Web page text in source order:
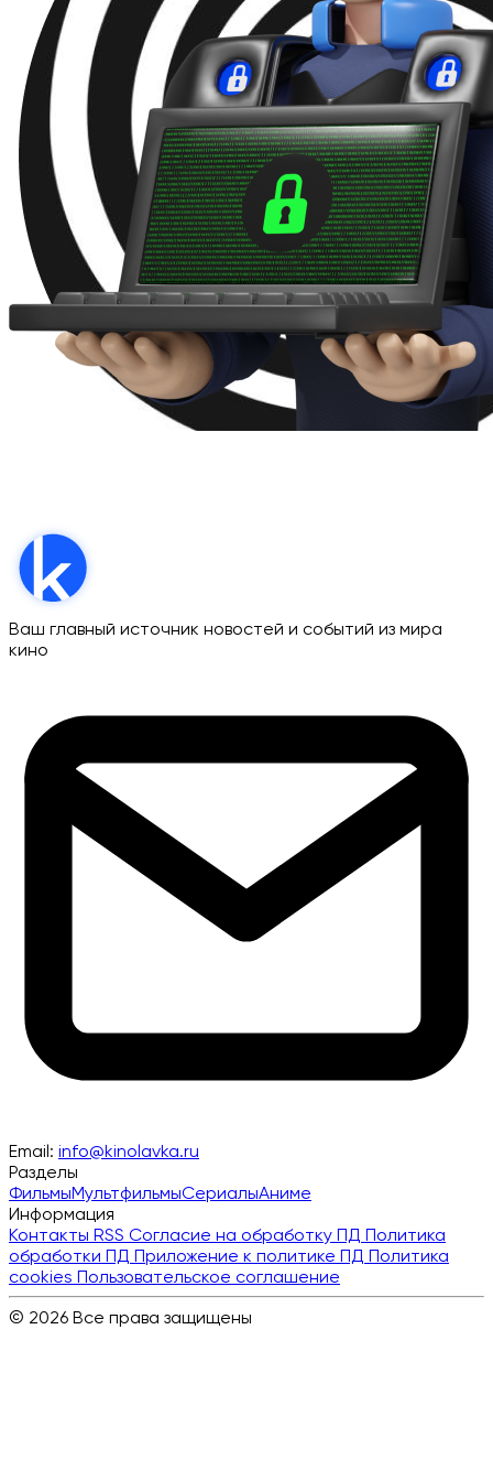
Ваш главный источник новостей и событий из мира
кино
Email: info@kinolavka.ru
Разделы
ФильмыМультфильмыСериалыАниме
Информация
Контакты RSS Согласие на обработку ПД Политика
обработки ПД Приложение к политике ПД Политика
cookies Пользовательское соглашение
© 2026 Все права защищены